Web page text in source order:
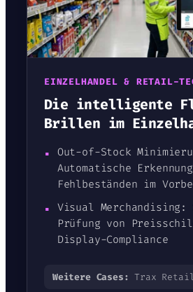
EINZELHANDEL & RETAIL-
Die intelligente
Brillen im
▪ Out-of-Stock
Automatische
Fehlbeständen im
▪ Visual
Prüfung von
Display-Compliance
Weitere Cases: Trax